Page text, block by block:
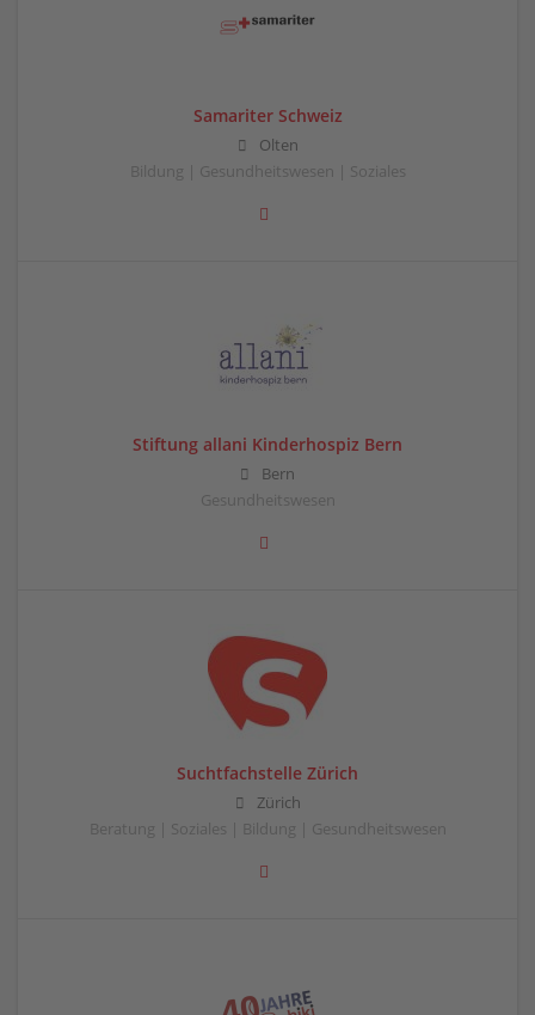
Samariter Schweiz
Olten
Bildung | Gesundheitswesen | Soziales
Stiftung allani Kinderhospiz Bern
Bern
Gesundheitswesen
Suchtfachstelle Zürich
Zürich
Beratung | Soziales | Bildung | Gesundheitswesen